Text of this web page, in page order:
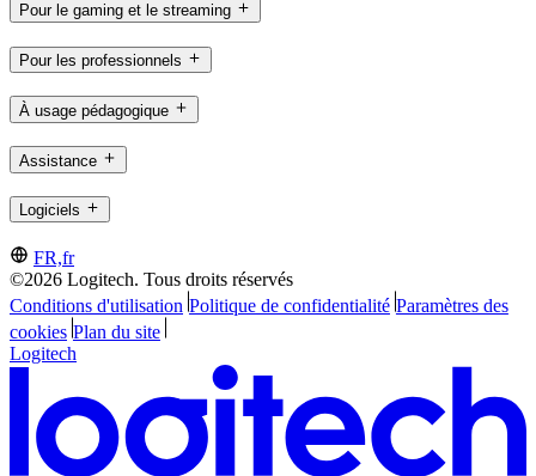
Pour le gaming et le streaming
Pour les professionnels
À usage pédagogique
Assistance
Logiciels
FR,fr
©2026 Logitech. Tous droits réservés
Conditions d'utilisation Politique de confidentialité Paramètres des
cookies Plan du site
Logitech